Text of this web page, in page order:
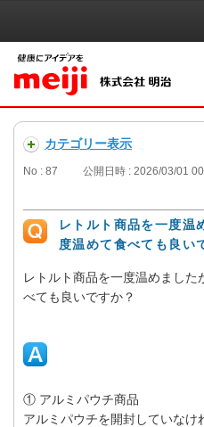
カテゴリー表示
No : 87 公開日時 : 2026/03/01
レトルト商品を一度温
度温めて食べても良い
レトルト商品を一度温めまし
べても良いですか？
① アルミパウチ商品
アルミパウチを開封していな